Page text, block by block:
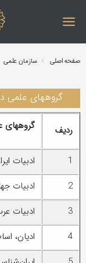
صفحه اصلی سازمان علمی
گروههای علمی
ردیف گروههای
1 ادبیات
2
ادبیات
3
ادبیات
4
ادیان،